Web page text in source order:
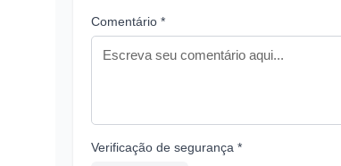
Comentário *
Verificação de segurança *